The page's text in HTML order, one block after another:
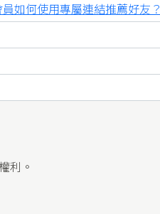
員如何使用專屬連結推薦好友？
利。